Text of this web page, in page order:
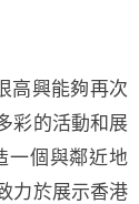
高興能夠再次
彩的活動和展
一個與鄰近地
力於展示香港